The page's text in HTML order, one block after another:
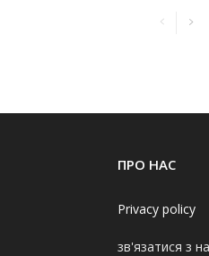
ПРО НАС
Privacy policy
зв'язатися з